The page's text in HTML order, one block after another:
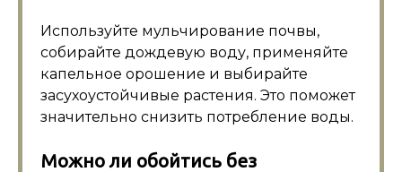
Используйте мульчирование почвы,
собирайте дождевую воду, применяйте
капельное орошение и выбирайте
засухоустойчивые растения. Это поможет
значительно снизить потребление воды.
Можно ли обойтись без